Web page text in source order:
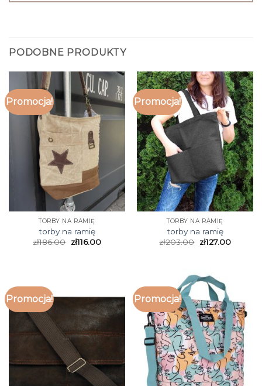
PODOBNE PRODUKTY
Promocja!
TORBY NA RAMIĘ
torby na ramię
zł186.00 zł116.00
Promocja!
TORBY NA RAMIĘ
torby na ramię
zł203.00 zł127.00
Promocja! Promocja!